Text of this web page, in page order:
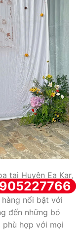
tại Huyện Ea Kar,
mà còn là nhà tổ
nổi bật với
đến những bó
phù hợp với mọi